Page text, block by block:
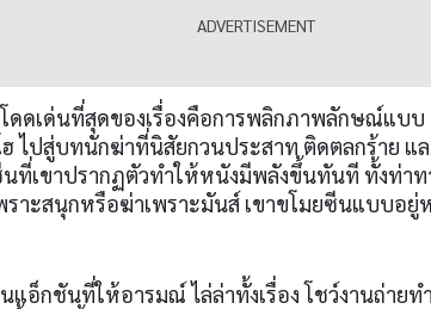
ดดเด่นที่สุดของเรื่องคือการพลิกภาพลักษณ์แบ
ไปสู่บทนักฆ่าที่นิสัยกวนประสาท ติดตลกร้าย แล
ที่เขาปรากฏตัวทำให้หนังมีพลังขึ้นทันที ทั้งท่าท
ราะสนุกหรือฆ่าเพราะมันส์ เขาขโมยซีนแบบอยู่
แอ็กชันที่ให้อารมณ์ ไล่ล่าทั้งเรื่อง โชว์งานถ่ายท